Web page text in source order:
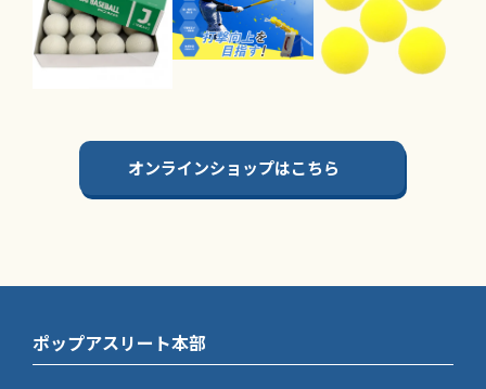
オンラインショップはこちら
ポップアスリート本部